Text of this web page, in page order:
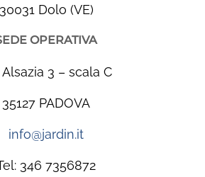
30031 Dolo (VE)
OPERATIVA
Alsazia 3 – scala C
35127 PADOVA
info@jardin.it
346 7356872